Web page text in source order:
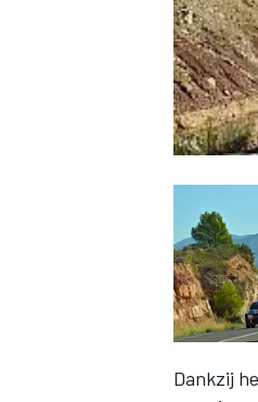
INDYCAR
WEC
Dankzij